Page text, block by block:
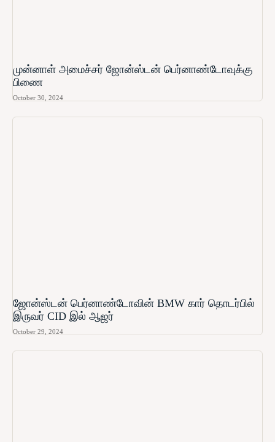
முன்னாள் அமைச்சர் ஜோன்ஸ்டன் பெர்னாண்டோவுக்கு
பிணை
October 30, 2024
ஜோன்ஸ்டன் பெர்னாண்டோவின் BMW கார் தொடர்பில்
இருவர் CID இல் ஆஜர்
October 29, 2024